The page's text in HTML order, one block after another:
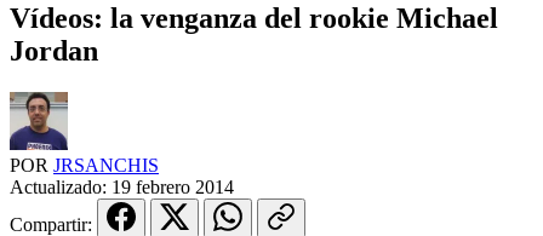
Vídeos: la venganza del rookie Michael
Jordan
POR JRSANCHIS
Actualizado: 19 febrero 2014
Compartir: